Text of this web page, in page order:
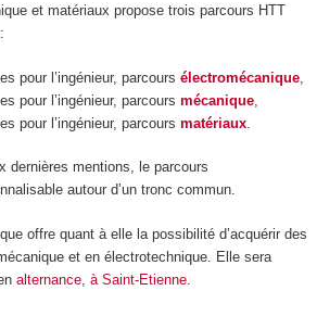
et matériaux propose trois parcours HTT
pour l’ingénieur, parcours électromécanique
pour l’ingénieur, parcours mécanique
pour l’ingénieur, parcours matériaux
dernières mentions, le parcours
autour d’un tronc commun.
offre quant à elle la possibilité d’acquérir des
et en électrotechnique. Elle sera
alternance, à Saint-Etienne.